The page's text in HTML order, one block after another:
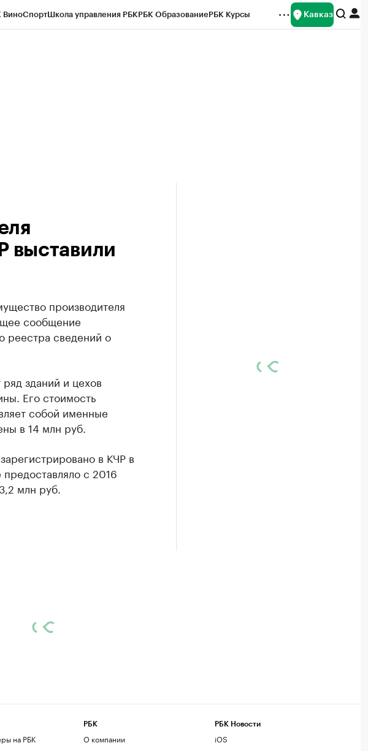
ВиноСпортШкола управления РБКРБК ОбразованиеРБК Курсы Кавказ
выставили
производителя
сообщение
реестра сведений о
зданий и цехов
Его стоимость
собой именные
в 14 млн руб.
в КЧР в
с 2016
млн руб.
на РБК
РБК
О компании
РБК Новости
iOS